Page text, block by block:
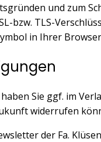
und zum
bzw. TLS-
in Ihrer
Sie ggf. im
widerrufen
der Fa.